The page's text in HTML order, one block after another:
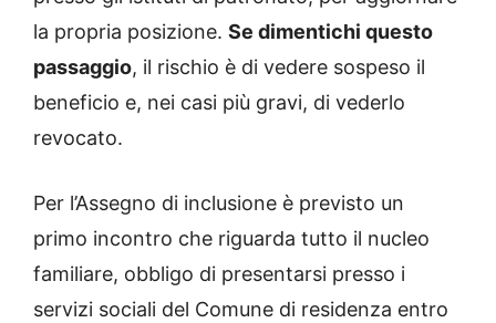
la propria posizione. Se dimentichi questo
passaggio, il rischio è di vedere sospeso il
beneficio e, nei casi più gravi, di vederlo
revocato.
Per l’Assegno di inclusione è previsto un
primo incontro che riguarda tutto il nucleo
familiare, obbligo di presentarsi presso i
servizi sociali del Comune di residenza entro